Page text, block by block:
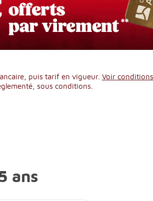
puis tarif en vigueur. Voir conditions
sous conditions.
ans